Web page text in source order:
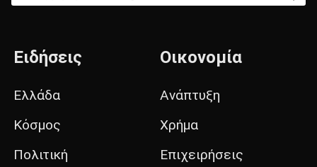
Ειδήσεις
Ελλάδα
Κόσμος
Πολιτική
Οικονομία
Ανάπτυξη
Χρήμα
Επιχειρήσεις